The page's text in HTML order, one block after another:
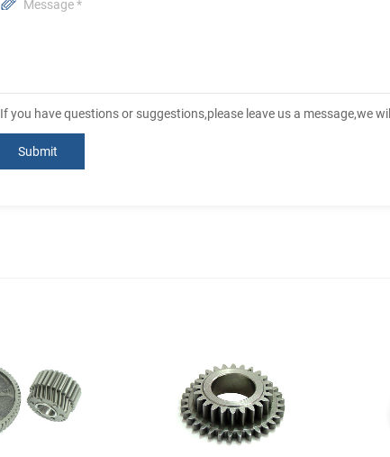
If you have questions or suggestions,please leave us a message,we